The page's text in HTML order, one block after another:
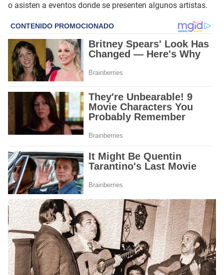
o asisten a eventos donde se presenten algunos artistas.